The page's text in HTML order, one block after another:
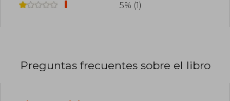
5% (1)
Preguntas frecuentes sobre el libro